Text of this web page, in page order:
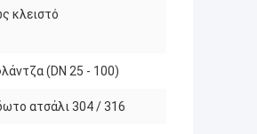
κλειστό
(DN 25 - 100)
ατσάλι 304 / 316